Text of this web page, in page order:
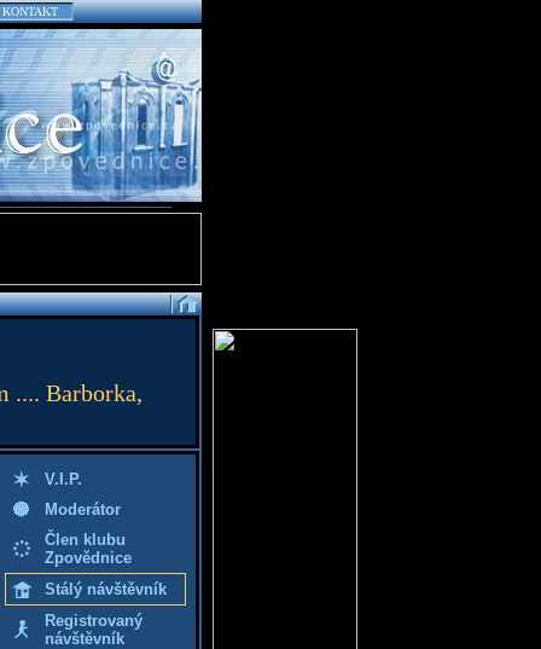
KONTAKT
.... Barborka,
V.I.P.
Moderátor
Člen klubu
Zpovědnice
Stálý návštěvník
Registrovaný
návštěvník